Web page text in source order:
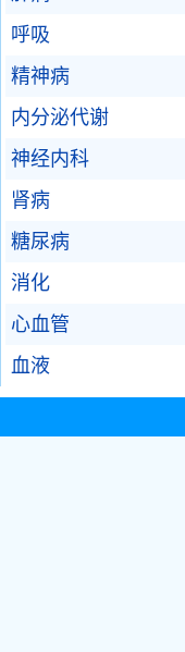
呼吸
精神病
内分泌代谢
神经内科
肾病
糖尿病
消化
心血管
血液